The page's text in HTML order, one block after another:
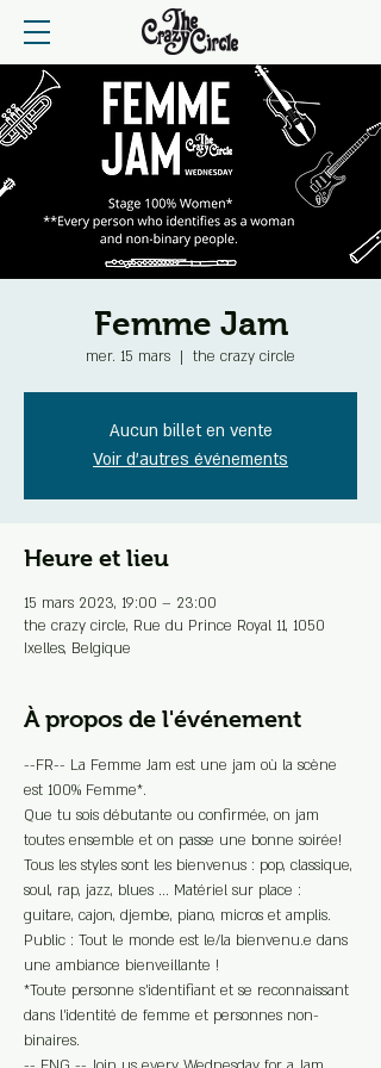
Femme Jam
mer. 15 mars
  |
the crazy circle
Aucun billet en vente
Voir d'autres événements
Heure et lieu
15 mars 2023, 19:00 – 23:00
the crazy circle, Rue du Prince Royal 11, 1050
Ixelles, Belgique
À propos de l'événement
--FR-- La Femme Jam est une jam où la scène
est 100% Femme*.
Que tu sois débutante ou confirmée, on jam
toutes ensemble et on passe une bonne soirée!
Tous les styles sont les bienvenus : pop, classique,
soul, rap, jazz, blues ... Matériel sur place :
guitare, cajon, djembe, piano, micros et amplis.
Public : Tout le monde est le/la bienvenu.e dans
une ambiance bienveillante !
*Toute personne s’identifiant et se reconnaissant
dans l’identité de femme et personnes non-
binaires.